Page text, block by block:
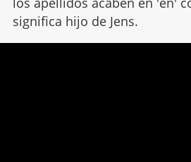
significa hijo de Jens.